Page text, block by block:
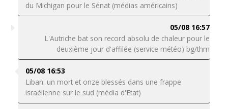
du Michigan pour le Sénat (médias américains)
05/08 16:57
L'Autriche bat son record absolu de chaleur pour le
deuxième jour d'affilée (service météo) bg/thm
05/08 16:53
Liban: un mort et onze blessés dans une frappe
israélienne sur le sud (média d'Etat)